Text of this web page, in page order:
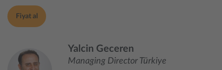
Fiyat al
Yalcin Geceren
Managing Director Türkiye